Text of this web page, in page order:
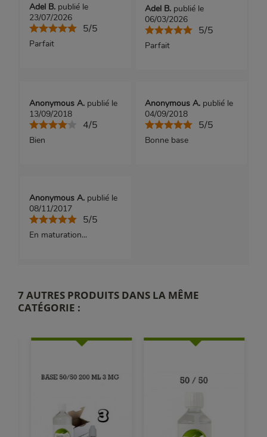
Adel B. publié le
23/07/2026
5/5
Parfait
Adel B. publié le
06/03/2026
5/5
Parfait
Anonymous A. publié le
13/09/2018
4/5
Bien
Anonymous A. publié le
04/09/2018
5/5
Bonne base
Anonymous A. publié le
08/11/2017
5/5
En maturation...
7 AUTRES PRODUITS DANS LA MÊME
CATÉGORIE :